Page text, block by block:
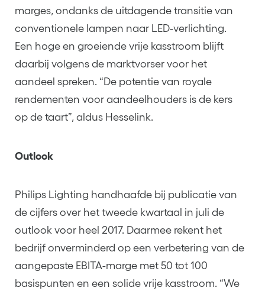
marges, ondanks de uitdagende transitie van
conventionele lampen naar LED-verlichting.
Een hoge en groeiende vrije kasstroom blijft
daarbij volgens de marktvorser voor het
aandeel spreken. “De potentie van royale
rendementen voor aandeelhouders is de kers
op de taart”, aldus Hesselink.
Outlook
Philips Lighting handhaafde bij publicatie van
de cijfers over het tweede kwartaal in juli de
outlook voor heel 2017. Daarmee rekent het
bedrijf onverminderd op een verbetering van de
aangepaste EBITA-marge met 50 tot 100
basispunten en een solide vrije kasstroom. “We